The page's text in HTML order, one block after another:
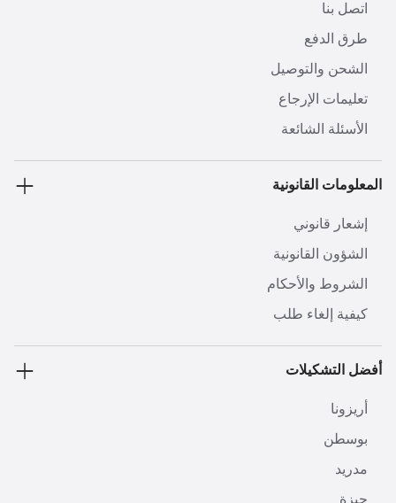
اتصل بنا
طرق الدفع
الشحن والتوصيل
تعليمات الإرجاع
الأسئلة الشائعة
المعلومات القانونية
إشعار قانوني
الشؤون القانونية
الشروط والأحكام
كيفية إلغاء طلب
أفضل التشكيلات
أريزونا
بوسطن
مدريد
جيزة